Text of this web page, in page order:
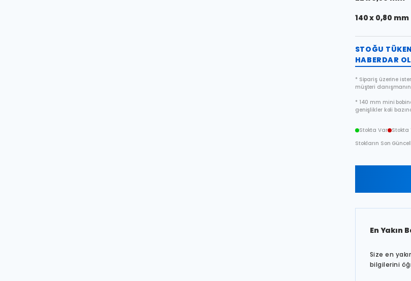
140 x 0,80 mm
STOĞU
HABERDAR
* Sipariş üzerine
müşteri
* 140 mm mini
genişlikler koli
Stokta Var Stokta
Stokların Son
En Yakın
Size en
bilgilerini